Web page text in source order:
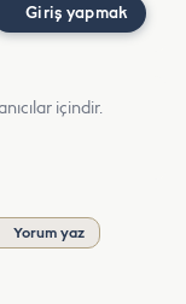
Giriş yapmak
içindir.
Yorum yaz